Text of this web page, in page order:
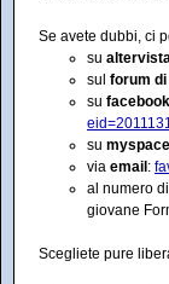
Se avete dubbi, ci
su
sul forum
su facebook
su myspace
via email :
al numero
giovane
Scegliete pure